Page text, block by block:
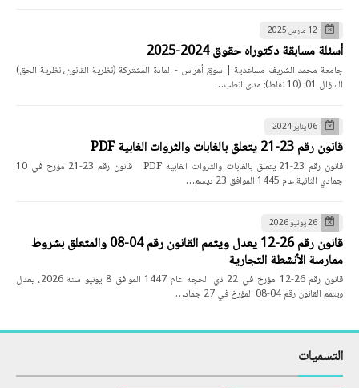
12 مارس 2025
أسئلة مسابقة دكتوراه حقوق 2024-2025
جامعة محمد الشريف مساعدية | سوق أهراس - المادة المشتركة (نظرية القانون، نظرية الحق)
السؤال 01: (10 نقاط): مدى انطب…
06 يناير 2024
قانون رقم 23-21 يتعلق بالغابات والثروات الغابية PDF
قانون رقم 23-21 يتعلق بالغابات والثروات الغابية PDF قانون رقم 23-21 مؤرخ في 10
جمادي الثانية عام 1445 الموافق 23 ديسم…
26 يونيو 2026
قانون رقم 26-12 يعدل ويتمم القانون رقم 04-08 والمتعلق بشروط
ممارسة الأنشطة التجارية
قانون رقم 26-12 مؤرخ في 22 ذي الحجة عام 1447 الموافق 8 يونيو سنة 2026، يعدل
ويتمم القانون رقم 04-08 المؤرخ في 27 جماد…
التسميات